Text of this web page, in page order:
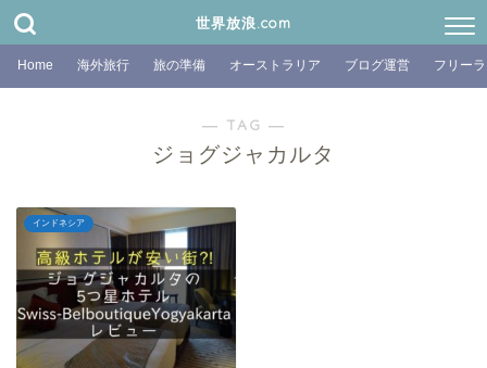
世界放浪.com
Home 海外旅行 旅の準備 オーストラリア ブログ運営 フリー
― TAG ―
ジョグジャカルタ
インドネシア